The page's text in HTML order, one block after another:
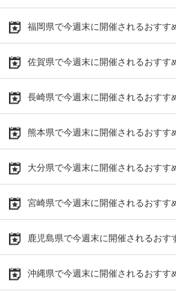
福岡県で今週末に開催されるおすす
佐賀県で今週末に開催されるおすす
長崎県で今週末に開催されるおすす
熊本県で今週末に開催されるおすす
大分県で今週末に開催されるおすす
宮崎県で今週末に開催されるおすす
鹿児島県で今週末に開催されるおす
沖縄県で今週末に開催されるおすす